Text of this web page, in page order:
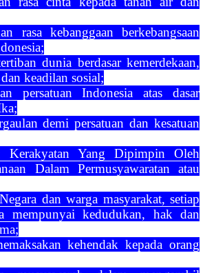
rasa kebanggaan berkebangsaan
dunia berdasar kemerdekaan,
keadilan sosial;
persatuan Indonesia atas dasar
demi persatuan dan kesatuan
Kerakyatan Yang Dipimpin Oleh
Dalam Permusyawaratan atau
dan warga masyarakat, setiap
mempunyai kedudukan, hak dan
kehendak kepada orang